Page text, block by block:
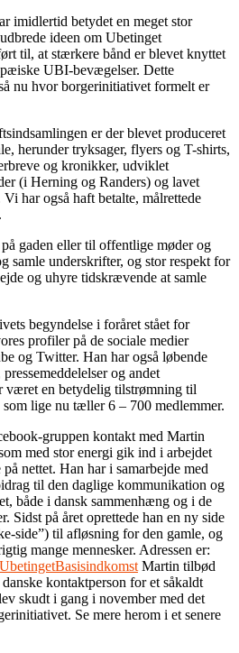
imidlertid betydet en meget stor
ideen om Ubetinget
til, at stærkere bånd er blevet knyttet
UBI-bevægelser. Dette
nu hvor borgerinitiativet formelt er
er der blevet produceret
herunder tryksager, flyers og T-shirts,
og kronikker, udviklet
(i Herning og Randers) og lavet
har også haft betalte, målrettede
gaden eller til offentlige møder og
samle underskrifter, og stor respekt for
og uhyre tidskrævende at samle
begyndelse i foråret stået for
profiler på de sociale medier
og Twitter. Han har også løbende
og andet
været en betydelig tilstrømning til
lige nu tæller 6 – 700 medlemmer.
gruppen kontakt med Martin
med stor energi gik ind i arbejdet
nettet. Han har i samarbejde med
til den daglige kommunikation og
både i dansk sammenhæng og i de
Sidst på året oprettede han en ny side
side”) til afløsning for den gamle, og
mange mennesker. Adressen er:
Martin tilbød
kontaktperson for et såkaldt
skudt i gang i november med det
Se mere herom i et senere